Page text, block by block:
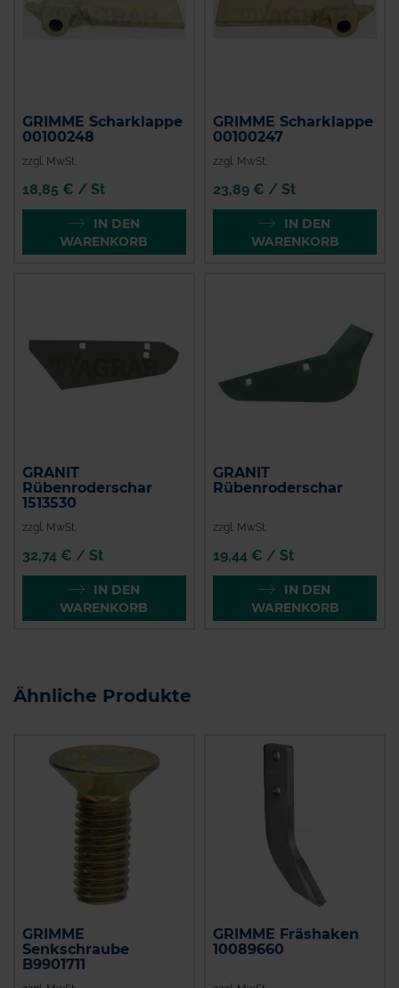
GRIMME Scharklappe
00100248
zzgl. MwSt.
18,85 € / St
IN DEN
WARENKORB
GRIMME Scharklappe
00100247
zzgl. MwSt.
23,89 € / St
IN DEN
WARENKORB
GRANIT
Rübenroderschar
1513530
zzgl. MwSt.
32,74 € / St
IN DEN
WARENKORB
GRANIT
Rübenroderschar
zzgl. MwSt.
19,44 € / St
IN DEN
WARENKORB
Ähnliche Produkte
GRIMME
Senkschraube
B9901711
GRIMME Fräshaken
10089660